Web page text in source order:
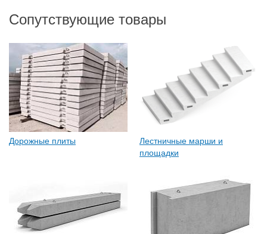
Сопутствующие товары
Дорожные плиты
Лестничные марши и
площадки